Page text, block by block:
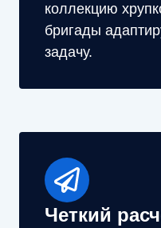
коллекцию
бригады
задачу.
Четкий